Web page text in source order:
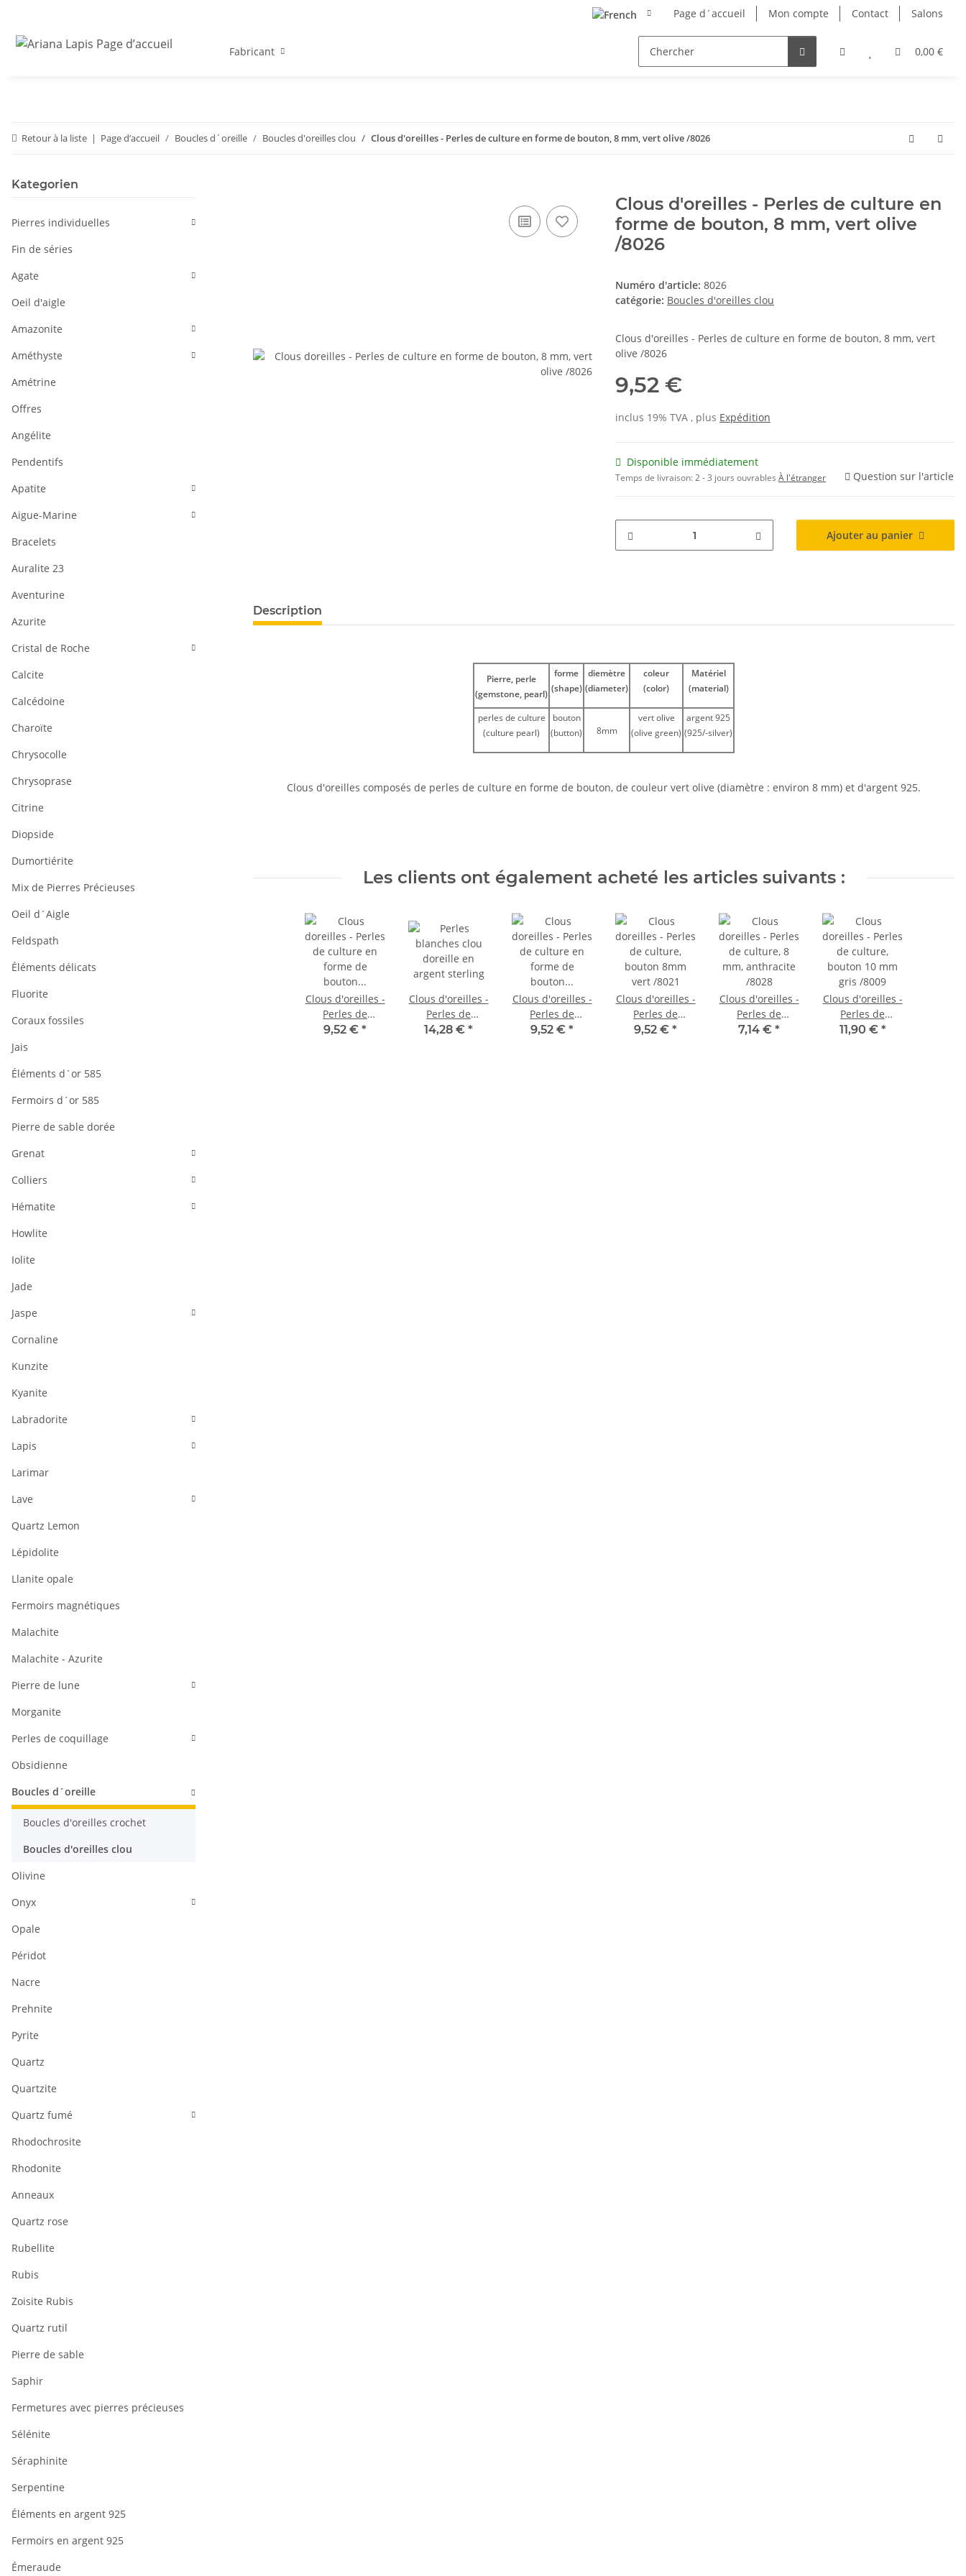
Page d´accueil Mon compte Contact Salons
0,00 €
Fabricant
Retour à la liste Page d’accueil Boucles d´oreille Boucles d'oreilles clou Clous d'oreilles - Perles de culture en forme de bouton, 8 mm, vert olive /8026
Clous d'oreilles - Perles de culture en
forme de bouton, 8 mm, vert olive
/8026
Numéro d'article: 8026
catégorie: Boucles d'oreilles clou
Clous d'oreilles - Perles de culture en forme de bouton, 8 mm, vert
olive /8026
9,52 €
inclus 19% TVA , plus Expédition
Disponible immédiatement
Temps de livraison:2 - 3 jours ouvrables À l'étranger Question sur l'article
Ajouter au panier
#productDetails.showMoreTabs#
Description
Pierre, perle
(gemstone, pearl)
forme
(shape)
diemètre
(diameter)
coleur
(color)
Matériel
(material)
perles de culture
(culture pearl)
bouton
(button)
8mm
vert olive
(olive green)
argent 925
(925/-silver)
Clous d'oreilles composés de perles de culture en forme de bouton, de couleur vert olive (diamètre : environ 8 mm) et d'argent 925.
Les clients ont également acheté les articles suivants :
Clous d'oreilles -
Perles de
culture en
9,52 € *
Clous d'oreilles -
Perles de
culture, bouton
14,28 € *
Clous d'oreilles -
Perles de
culture en
9,52 € *
Clous d'oreilles -
Perles de
culture, bouton
9,52 € *
Clous d'oreilles -
Perles de
culture, 8 mm,
7,14 € *
Clous d'oreilles -
Perles de
culture, bouton
11,90 € *
Kategorien
Pierres individuelles
Fin de séries
Agate
Oeil d'aigle
Amazonite
Améthyste
Amétrine
Offres
Angélite
Pendentifs
Apatite
Aigue-Marine
Bracelets
Auralite 23
Aventurine
Azurite
Cristal de Roche
Calcite
Calcédoine
Charoïte
Chrysocolle
Chrysoprase
Citrine
Diopside
Dumortiérite
Mix de Pierres Précieuses
Oeil d´Aigle
Feldspath
Éléments délicats
Fluorite
Coraux fossiles
Jais
Éléments d´or 585
Fermoirs d´or 585
Pierre de sable dorée
Grenat
Colliers
Hématite
Howlite
Iolite
Jade
Jaspe
Cornaline
Kunzite
Kyanite
Labradorite
Lapis
Larimar
Lave
Quartz Lemon
Lépidolite
Llanite opale
Fermoirs magnétiques
Malachite
Malachite - Azurite
Pierre de lune
Morganite
Perles de coquillage
Obsidienne
Boucles d´oreille
Boucles d'oreilles crochet
Boucles d'oreilles clou
Olivine
Onyx
Opale
Péridot
Nacre
Prehnite
Pyrite
Quartz
Quartzite
Quartz fumé
Rhodochrosite
Rhodonite
Anneaux
Quartz rose
Rubellite
Rubis
Zoisite Rubis
Quartz rutil
Pierre de sable
Saphir
Fermetures avec pierres précieuses
Sélénite
Séraphinite
Serpentine
Éléments en argent 925
Fermoirs en argent 925
Émeraude